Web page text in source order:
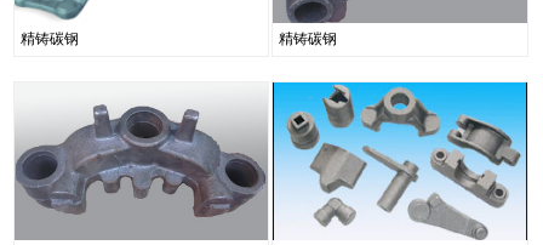
精铸碳钢 精铸碳钢